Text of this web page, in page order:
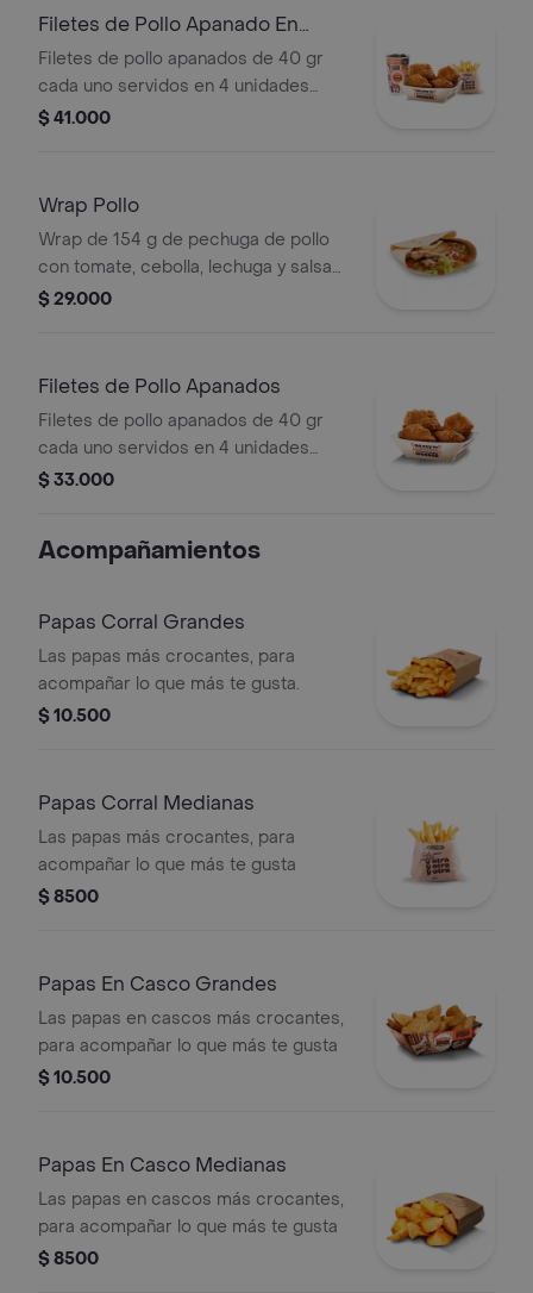
Filetes de Pollo Apanado En
Combo
Filetes de pollo apanados de 40 gr
cada uno servidos en 4 unidades
acompañados de miel mostaza +
$ 41.000
Wrap Pollo
Wrap de 154 g de pechuga de pollo
con tomate, cebolla, lechuga y salsa
blanca
$ 29.000
Filetes de Pollo Apanados
Filetes de pollo apanados de 40 gr
cada uno servidos en 4 unidades
acompañados de miel mostaza
$ 33.000
Acompañamientos
Papas Corral Grandes
Las papas más crocantes, para
acompañar lo que más te gusta.
$ 10.500
Papas Corral Medianas
Las papas más crocantes, para
acompañar lo que más te gusta
$ 8500
Papas En Casco Grandes
Las papas en cascos más crocantes,
para acompañar lo que más te gusta
$ 10.500
Papas En Casco Medianas
Las papas en cascos más crocantes,
para acompañar lo que más te gusta
$ 8500